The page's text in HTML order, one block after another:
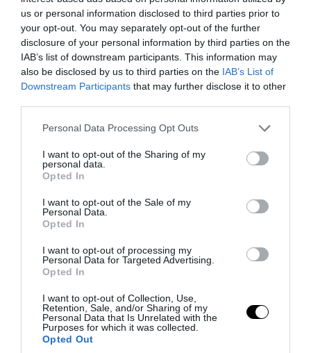
us or personal information disclosed to third parties prior to
your opt-out. You may separately opt-out of the further
disclosure of your personal information by third parties on the
IAB’s list of downstream participants. This information may
also be disclosed by us to third parties on the IAB’s List of
Downstream Participants that may further disclose it to other
Please note that this website/app uses one or more Google
not limited to your visit or usage behaviour. You may click to
grant or deny consent to Google and its third-party tags to
use your data for below specified purposes in below Google
consent section.
Personal Data Processing Opt Outs
I want to opt-out of the Sharing of my
personal data.
Opted In
I want to opt-out of the Sale of my
Personal Data.
Opted In
I want to opt-out of processing my
Personal Data for Targeted Advertising.
Opted In
I want to opt-out of Collection, Use,
Retention, Sale, and/or Sharing of my
Personal Data that Is Unrelated with the
Purposes for which it was collected.
Opted Out